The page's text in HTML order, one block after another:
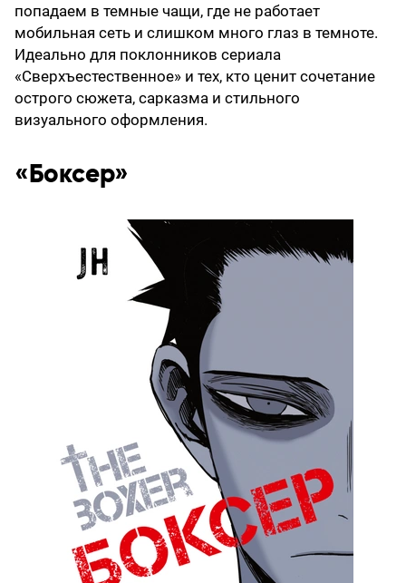
попадаем в темные чащи, где не работает
мобильная сеть и слишком много глаз в темноте.
Идеально для поклонников сериала
«Сверхъестественное» и тех, кто ценит сочетание
острого сюжета, сарказма и стильного
визуального оформления.
«Боксер»